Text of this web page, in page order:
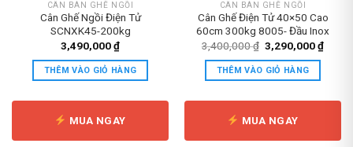
CÂN BÀN GHẾ NGỒI
Cân Ghế Ngồi Điện Tử
SCNXK45-200kg
3,490,000₫
THÊM VÀO GIỎ HÀNG
MUA NGAY
CÂN BÀN GHẾ NGỒI
Cân Ghế Điện Tử 40×50 Cao
60cm 300kg 8005- Đầu Inox
3,400,000₫ Giá
gốc
là:
3,400,000 ₫.
3,290,000₫Giá
THÊM VÀO GIỎ HÀNG
MUA NGAY